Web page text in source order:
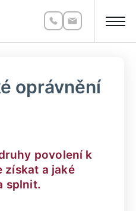
oprávnění
povolení k
získat a jaké
splnit.